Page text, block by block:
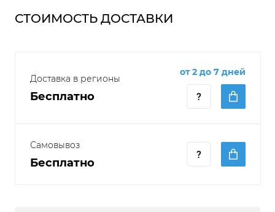
СТОИМОСТЬ ДОСТАВКИ
Доставка в регионы
Бесплатно
от 2 до 7 дней
Самовывоз
Бесплатно